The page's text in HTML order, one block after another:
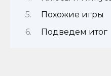
Похожие игры
Подведем итог